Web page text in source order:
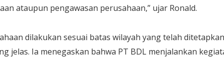
ataupun pengawasan perusahaan,” ujar Ronald.
dilakukan sesuai batas wilayah yang telah ditetapkan
jelas. Ia menegaskan bahwa PT BDL menjalankan